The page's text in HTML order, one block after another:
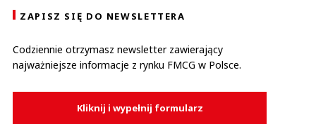
ZAPISZ SIĘ DO NEWSLETTERA
Codziennie otrzymasz newsletter zawierający
najważniejsze informacje z rynku FMCG w Polsce.
Kliknij i wypełnij formularz